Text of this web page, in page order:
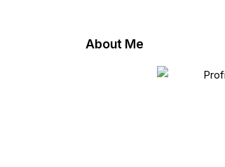
About Me